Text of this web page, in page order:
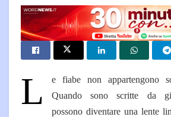
L
e fiabe non appartengono
Quando sono scritte da
possono diventare una lente